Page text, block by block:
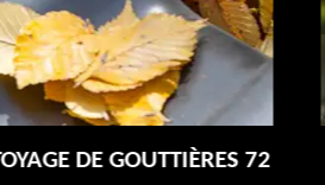
NETTOYAGE ET